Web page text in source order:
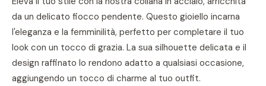
da un delicato fiocco pendente. Questo gioiello incarna
l'eleganza e la femminilità, perfetto per completare il tuo
look con un tocco di grazia. La sua silhouette delicata e il
design raffinato lo rendono adatto a qualsiasi occasione,
aggiungendo un tocco di charme al tuo outfit.